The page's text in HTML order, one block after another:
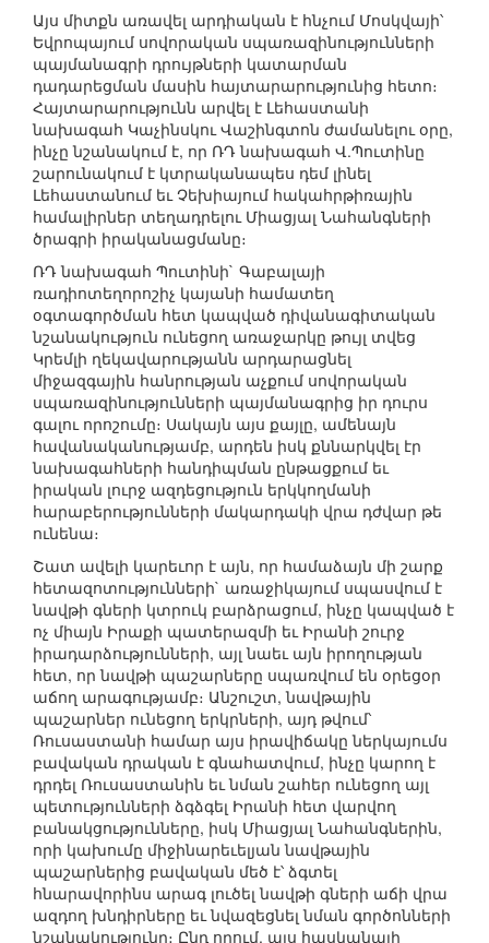
Այս միտքն առավել արդիական է հնչում Մոսկվայի՝
Եվրոպայում սովորական սպառազինությունների
պայմանագրի դրույթների կատարման
դադարեցման մասին հայտարարությունից հետո։
Հայտարարությունն արվել է Լեհաստանի
նախագահ Կաչինսկու Վաշինգտոն ժամանելու օրը,
ինչը նշանակում է, որ ՌԴ նախագահ Վ.Պուտինը
շարունակում է կտրականապես դեմ լինել
Լեհաստանում եւ Չեխիայում հակահրթիռային
համալիրներ տեղադրելու Միացյալ Նահանգների
ծրագրի իրականացմանը։
ՌԴ նախագահ Պուտինի` Գաբալայի
ռադիոտեղորոշիչ կայանի համատեղ
օգտագործման հետ կապված դիվանագիտական
նշանակություն ունեցող առաջարկը թույլ տվեց
Կրեմլի ղեկավարությանն արդարացնել
միջազգային հանրության աչքում սովորական
սպառազինությունների պայմանագրից իր դուրս
գալու որոշումը։ Սակայն այս քայլը, ամենայն
հավանականությամբ, արդեն իսկ քննարկվել էր
նախագահների հանդիպման ընթացքում եւ
իրական լուրջ ազդեցություն երկկողմանի
հարաբերությունների մակարդակի վրա դժվար թե
ունենա։
Շատ ավելի կարեւոր է այն, որ համաձայն մի շարք
հետազոտությունների` առաջիկայում սպասվում է
նավթի գների կտրուկ բարձրացում, ինչը կապված է
ոչ միայն Իրաքի պատերազմի եւ Իրանի շուրջ
իրադարձությունների, այլ նաեւ այն իրողության
հետ, որ նավթի պաշարները սպառվում են օրեցօր
աճող արագությամբ։ Անշուշտ, նավթային
պաշարներ ունեցող երկրների, այդ թվում՝
Ռուսաստանի համար այս իրավիճակը ներկայումս
բավական դրական է գնահատվում, ինչը կարող է
դրդել Ռուսաստանին եւ նման շահեր ունեցող այլ
պետությունների ձգձգել Իրանի հետ վարվող
բանակցությունները, իսկ Միացյալ Նահանգներին,
որի կախումը միջինարեւելյան նավթային
պաշարներից բավական մեծ է՝ ձգտել
հնարավորինս արագ լուծել նավթի գների աճի վրա
ազդող խնդիրները եւ նվազեցնել նման գործոնների
նշանակությունը։ Ընդ որում, այս հասկանալի